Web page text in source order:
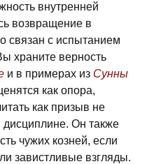
внутренней
возвращение в
связан с испытанием
храните верность
и в примерах из Сунны
как опора,
как призыв не
дисциплине. Он также
чужих козней, если
завистливые взгляды.